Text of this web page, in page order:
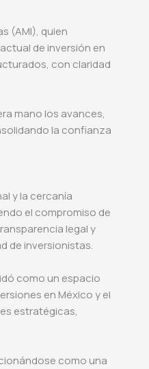
(AMI), quien
de inversión en
con claridad
mano los avances,
la confianza
y la cercanía
el compromiso de
legal y
de inversionistas.
como un espacio
en México y el
estratégicas,
como una